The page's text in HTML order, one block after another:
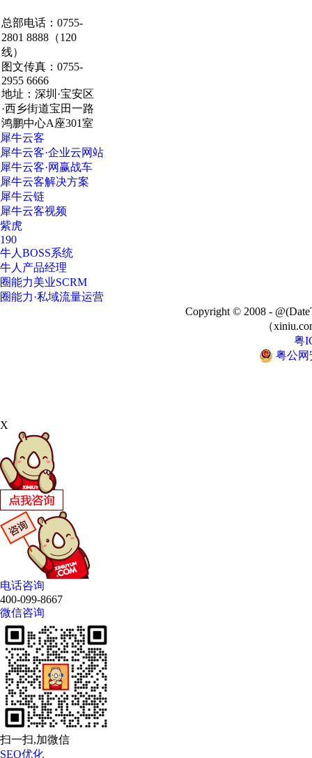
·深圳·研发总部
总部电话：0755-
2801 8888（120
线）
图文传真：0755-
2955 6666
地址：深圳·宝安区
·西乡街道宝田一路
鸿鹏中心A座301室
犀牛云客
犀牛云客·企业云网站
犀牛云客·网赢战车
犀牛云客解决方案
犀牛云链
犀牛云客视频
紫虎
190
牛人BOSS系统
牛人产品经理
圈能力美业SCRM
圈能力·私域流量运营
Copyright © 2008 -
（
粤
粤公网
X
电话咨询
400-099-8667
微信咨询
扫一扫,加微信
SEO优化